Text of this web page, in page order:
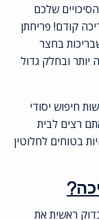
שלכם
קודם! פריחתן
בחצר
יותר ובחלק גדול
חיפוש יסודי
רצים לבית
בטוחים לחלוטין
ראשית את